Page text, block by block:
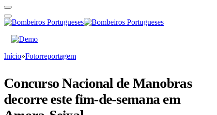
Início»Fotorreportagem
Concurso Nacional de Manobras
decorre este fim-de-semana em